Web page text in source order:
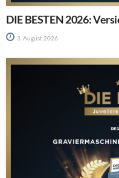
DIE BESTEN 2026:
3. August 2026